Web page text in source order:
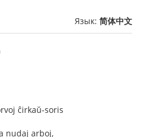
Язык: 简体中文
ĉirkaŭ-soris
nudaj arboj,